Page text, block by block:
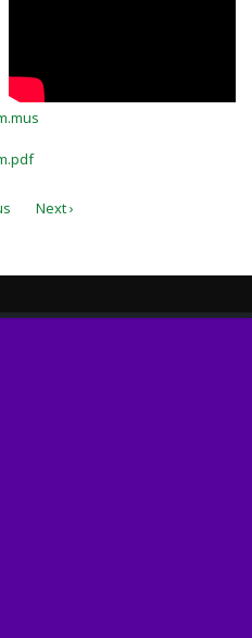
Next ›